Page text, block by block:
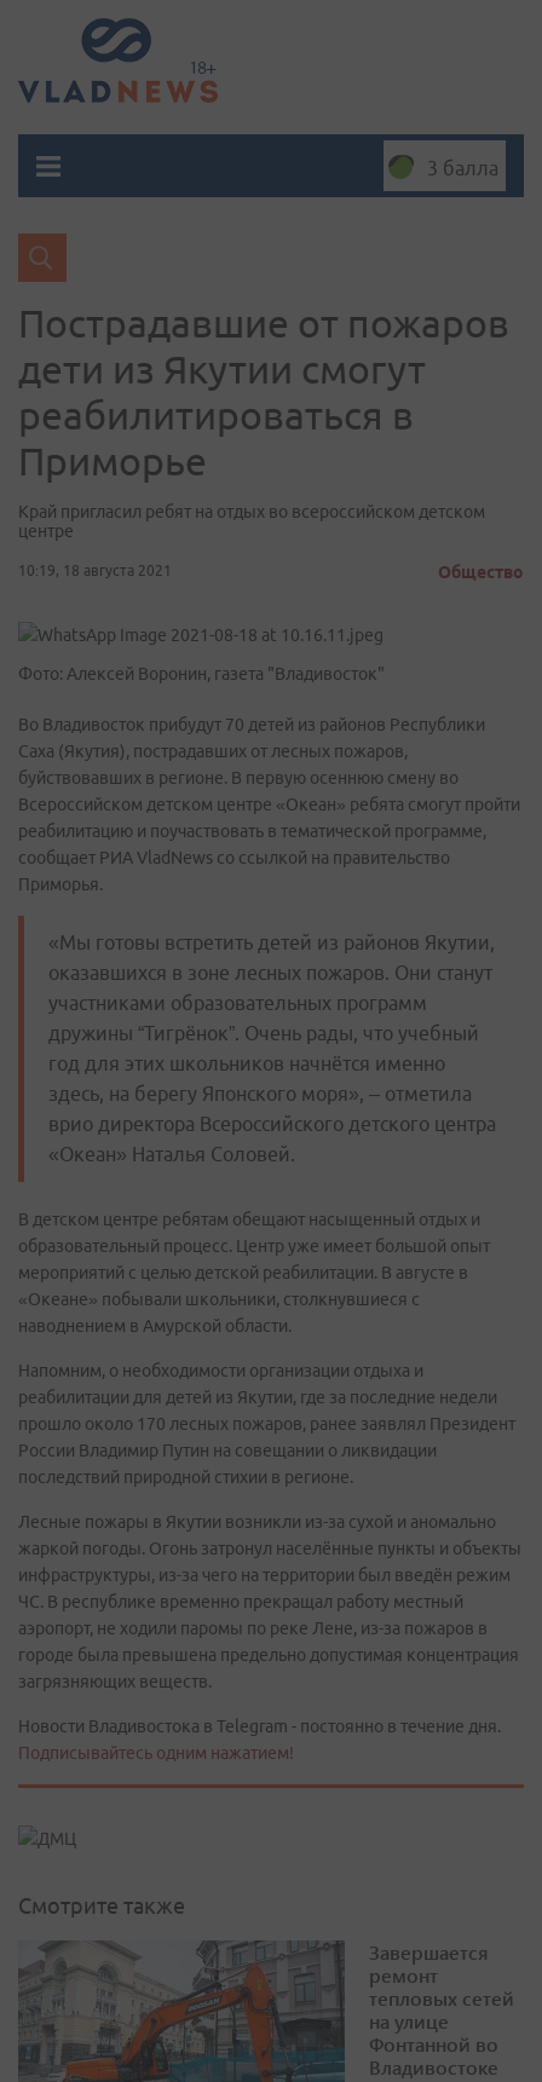
3 балла
Пострадавшие от пожаров
дети из Якутии смогут
реабилитироваться в
Приморье
Край пригласил ребят на отдых во всероссийском детском
центре
10:19, 18 августа 2021 Общество
Фото: Алексей Воронин, газета "Владивосток"
Во Владивосток прибудут 70 детей из районов Республики
Саха (Якутия), пострадавших от лесных пожаров,
буйствовавших в регионе. В первую осеннюю смену во
Всероссийском детском центре «Океан» ребята смогут пройти
реабилитацию и поучаствовать в тематической программе,
сообщает РИА VladNews со ссылкой на правительство
Приморья.
«Мы готовы встретить детей из районов Якутии,
оказавшихся в зоне лесных пожаров. Они станут
участниками образовательных программ
дружины “Тигрёнок”. Очень рады, что учебный
год для этих школьников начнётся именно
здесь, на берегу Японского моря», – отметила
врио директора Всероссийского детского центра
«Океан» Наталья Соловей.
В детском центре ребятам обещают насыщенный отдых и
образовательный процесс. Центр уже имеет большой опыт
мероприятий с целью детской реабилитации. В августе в
«Океане» побывали школьники, столкнувшиеся с
наводнением в Амурской области.
Напомним, о необходимости организации отдыха и
реабилитации для детей из Якутии, где за последние недели
прошло около 170 лесных пожаров, ранее заявлял Президент
России Владимир Путин на совещании о ликвидации
последствий природной стихии в регионе.
Лесные пожары в Якутии возникли из-за сухой и аномально
жаркой погоды. Огонь затронул населённые пункты и объекты
инфраструктуры, из-за чего на территории был введён режим
ЧС. В республике временно прекращал работу местный
аэропорт, не ходили паромы по реке Лене, из-за пожаров в
городе была превышена предельно допустимая концентрация
загрязняющих веществ.
Новости Владивостока в Telegram - постоянно в течение дня.
Подписывайтесь одним нажатием!
Смотрите также
Завершается
ремонт
тепловых сетей
на улице
Фонтанной во
Владивостоке